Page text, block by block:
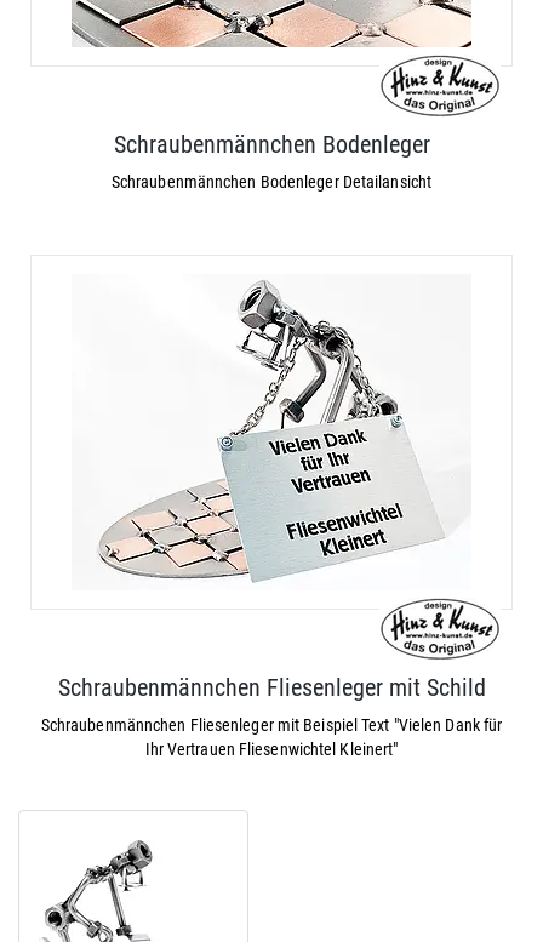
Schraubenmännchen Bodenleger
Schraubenmännchen Bodenleger Detailansicht
Schraubenmännchen Fliesenleger mit Schild
Schraubenmännchen Fliesenleger mit Beispiel Text "Vielen Dank für
Ihr Vertrauen Fliesenwichtel Kleinert"